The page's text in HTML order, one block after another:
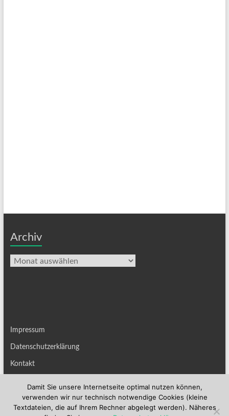
Archiv
Archiv
Impressum
Datenschutzerklärung
Kontakt
Damit Sie unsere Internetseite optimal nutzen können,
verwenden wir nur technisch notwendige Cookies (kleine
Textdateien, die auf Ihrem Rechner abgelegt werden). Näheres